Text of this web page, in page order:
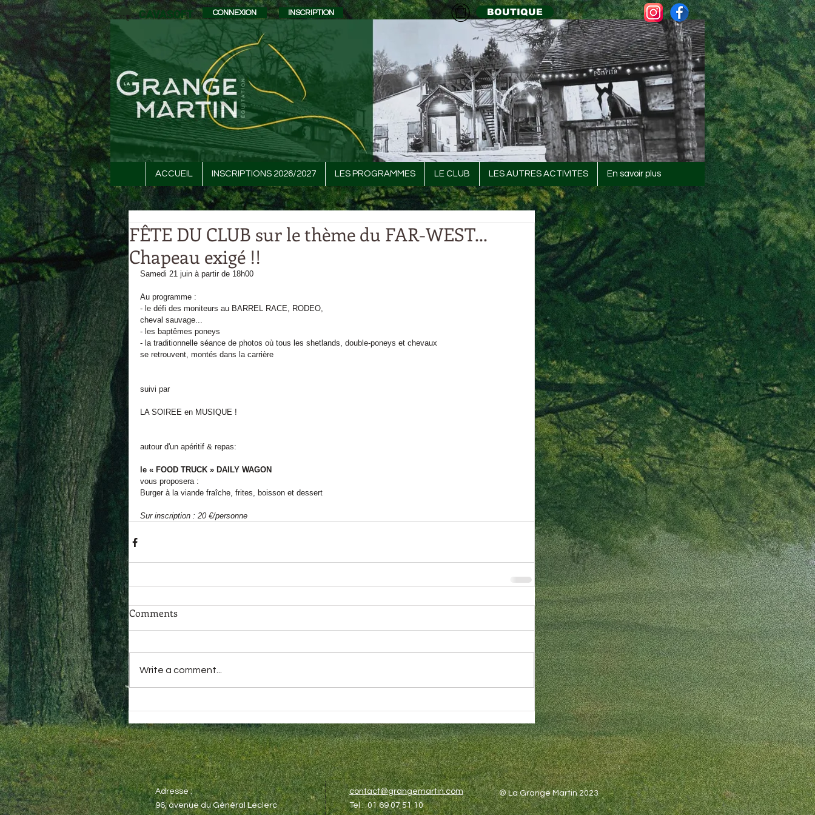
CAVASOFT CONNEXION INSCRIPTION BOUTIQUE
ACCUEIL INSCRIPTIONS 2026/2027 LES PROGRAMMES LE CLUB LES AUTRES ACTIVITES En savoir plus
FÊTE DU CLUB sur le thème du FAR-WEST...
Chapeau exigé !!
Samedi 21 juin à partir de 18h00
Au programme :
- le défi des moniteurs au BARREL RACE, RODEO,
cheval sauvage...
- les baptêmes poneys
- la traditionnelle séance de photos où tous les shetlands, double-poneys et chevaux
se retrouvent, montés dans la carrière
suivi par
LA SOIREE en MUSIQUE !
autour d'un apéritif & repas:
le « FOOD TRUCK » DAILY WAGON
vous proposera :
Burger à la viande fraîche, frites, boisson et dessert
Sur inscription : 20 €/personne
Comments
Write a comment...
Adresse :
96, avenue du Général Leclerc​
contact@grangemartin.com
Tel : 01 69 07 51 10
© La Grange Martin 2023